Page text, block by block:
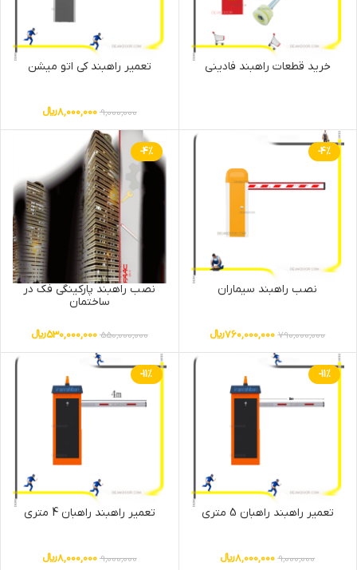
خرید قطعات راهبند فادینی تعمیر راهبند کی اتو میشن
9,000,000
8,000,000﷼
-4%
نصب راهبند سیماران
790,000,000
760,000,000﷼
-4%
نصب راهبند پارکینگی فک در
ساختمان
550,000,000
530,000,000﷼
-11%
تعمیر راهبند راهبان 5 متری
9,000,000
8,000,000﷼
-11%
تعمیر راهبند راهبان 4 متری
9,000,000
8,000,000﷼